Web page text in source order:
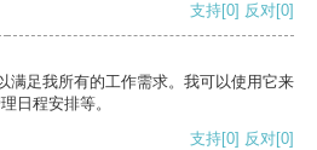
支持[0] 反对[0]
满足我所有的工作需求。我可以使用它来
日程安排等。
支持[0] 反对[0]